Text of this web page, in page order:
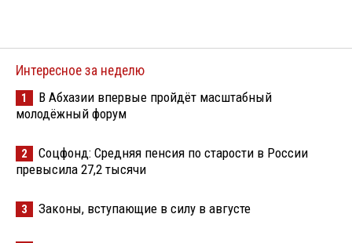
Интересное за неделю
1
В Абхазии впервые пройдёт масштабный
молодёжный форум
2
Соцфонд: Средняя пенсия по старости в России
превысила 27,2 тысячи
3 Законы, вступающие в силу в августе